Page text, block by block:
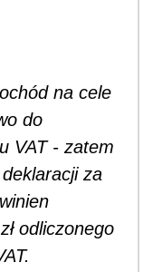
na cele
do
VAT - zatem
za
odliczonego